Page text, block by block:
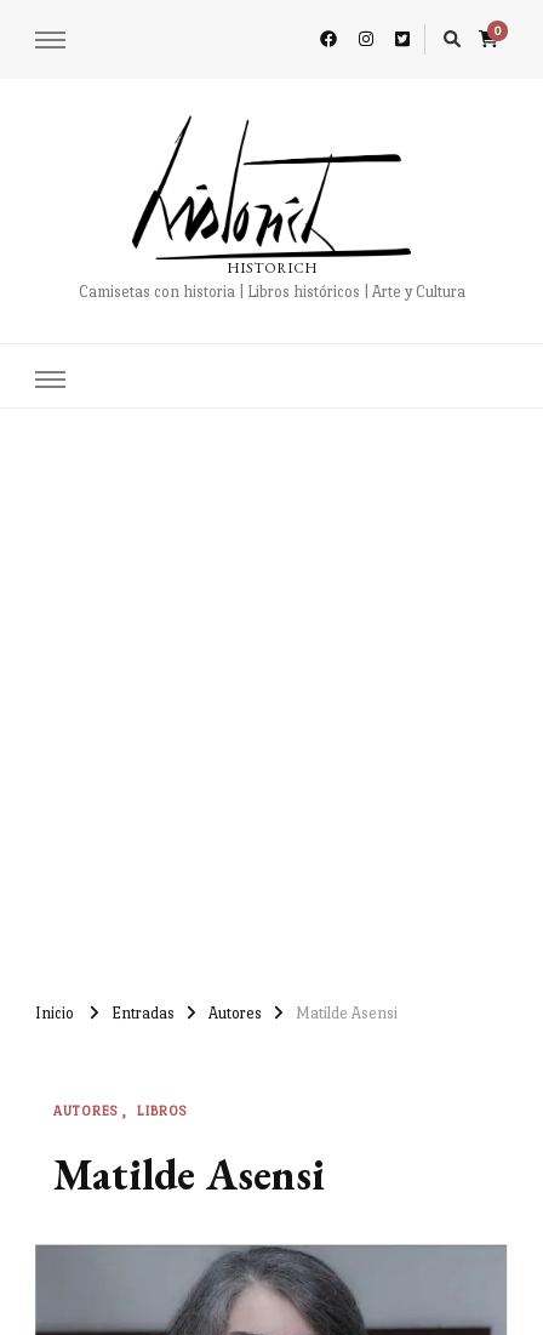
0
HISTORICH
Camisetas con historia | Libros históricos | Arte y Cultura
Inicio Entradas Autores Matilde Asensi
AUTORES LIBROS
Matilde Asensi